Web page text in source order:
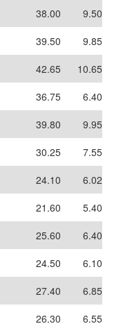
38.00
9.50
39.50
9.85
42.65
10.65
36.75
6.40
39.80
9.95
30.25
7.55
24.10
6.02
21.60
5.40
25.60
6.40
24.50
6.10
27.40
6.85
26.30 6.55